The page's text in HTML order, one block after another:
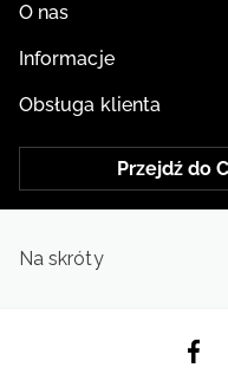
O nas
Informacje
Obsługa klienta
Przejdź do
Na skróty